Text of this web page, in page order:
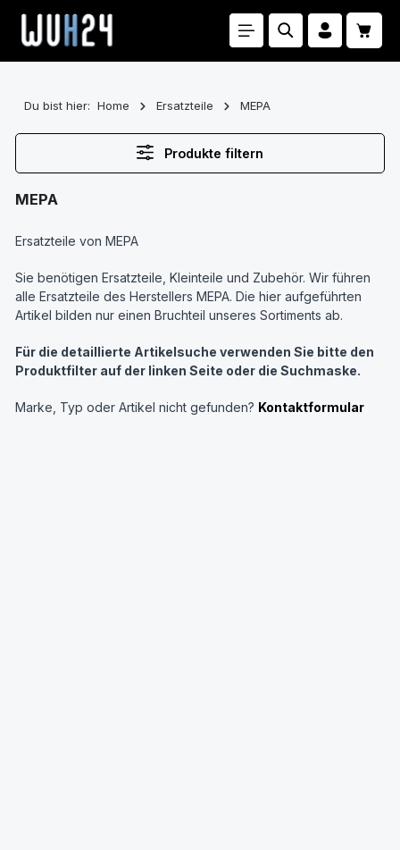
Zum Hauptinhalt springen
Du bist hier: Home Ersatzteile MEPA
Produkte filtern
MEPA
Ersatzteile von MEPA
Sie benötigen Ersatzteile, Kleinteile und Zubehör. Wir führen
alle Ersatzteile des Herstellers MEPA. Die hier aufgeführten
Artikel bilden nur einen Bruchteil unseres Sortiments ab.
Für die detaillierte Artikelsuche verwenden Sie bitte den
Produktfilter auf der linken Seite oder die Suchmaske.
Marke, Typ oder Artikel nicht gefunden? Kontaktformular